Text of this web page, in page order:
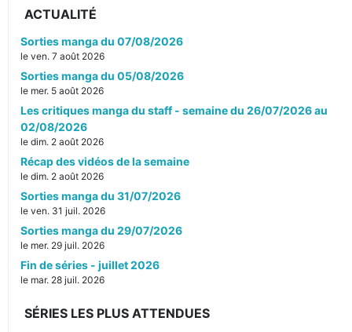
ACTUALITÉ
Sorties manga du 07/08/2026
le ven. 7 août 2026
Sorties manga du 05/08/2026
le mer. 5 août 2026
Les critiques manga du staff - semaine du 26/07/2026 au
02/08/2026
le dim. 2 août 2026
Récap des vidéos de la semaine
le dim. 2 août 2026
Sorties manga du 31/07/2026
le ven. 31 juil. 2026
Sorties manga du 29/07/2026
le mer. 29 juil. 2026
Fin de séries - juillet 2026
le mar. 28 juil. 2026
SÉRIES LES PLUS ATTENDUES